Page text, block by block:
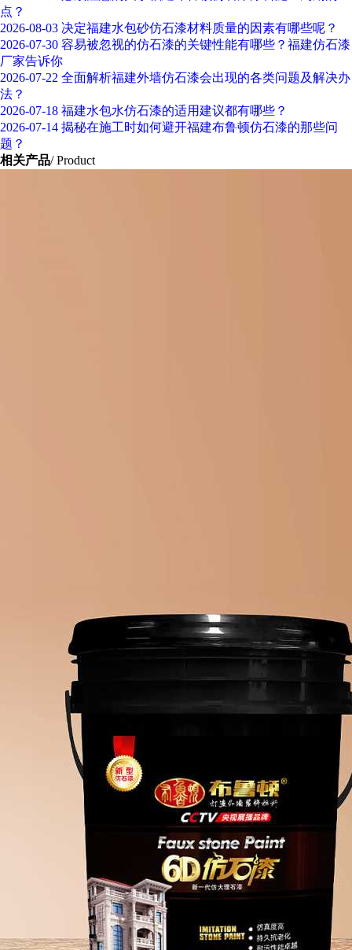
点？
2026-08-03 决定福建水包砂仿石漆材料质量的因素有哪些呢？
2026-07-30 容易被忽视的仿石漆的关键性能有哪些？福建仿石漆
厂家告诉你
2026-07-22 全面解析福建外墙仿石漆会出现的各类问题及解决办
法？
2026-07-18 福建水包水仿石漆的适用建议都有哪些？
2026-07-14 揭秘在施工时如何避开福建布鲁顿仿石漆的那些问
题？
相关产品/ Product